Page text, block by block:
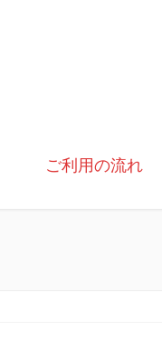
ご利用の流れ